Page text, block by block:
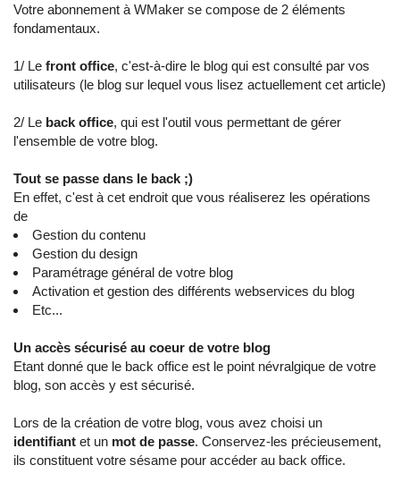
Votre abonnement à WMaker se compose de 2 éléments
fondamentaux.
1/ Le front office, c'est-à-dire le blog qui est consulté par vos
utilisateurs (le blog sur lequel vous lisez actuellement cet article)
2/ Le back office, qui est l'outil vous permettant de gérer
l'ensemble de votre blog.
Tout se passe dans le back ;)
En effet, c'est à cet endroit que vous réaliserez les opérations
de
Gestion du contenu
Gestion du design
Paramétrage général de votre blog
Activation et gestion des différents webservices du blog
Etc...
Un accès sécurisé au coeur de votre blog
Etant donné que le back office est le point névralgique de votre
blog, son accès y est sécurisé.
Lors de la création de votre blog, vous avez choisi un
identifiant et un mot de passe. Conservez-les précieusement,
ils constituent votre sésame pour accéder au back office.